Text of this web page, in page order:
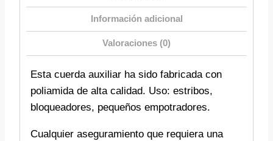
Información adicional
Valoraciones (0)
Esta cuerda auxiliar ha sido fabricada con
poliamida de alta calidad. Uso: estribos,
bloqueadores, pequeños empotradores.
Cualquier aseguramiento que requiera una